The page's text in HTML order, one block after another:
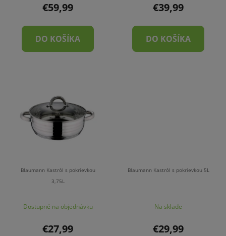
€59,99
DO KOŠÍKA
€39,99
DO KOŠÍKA
Blaumann Kastról s pokrievkou
3,75L
Dostupné na objednávku
€27,99
Blaumann Kastról s pokrievkou 5L
Na sklade
€29,99